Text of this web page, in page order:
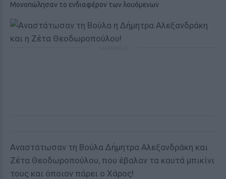
Μονοπώλησαν το ενδιαφέρον των λουόμενων
Aναστάτωσαν τη Βούλα Δήμητρα Αλεξανδράκη και
Ζέτα Θεοδωροπούλου, που έβαλαν τα καυτά μπικίνι
τους και όποιον πάρει ο Χάρος!